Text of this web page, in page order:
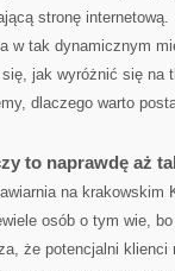
stronę
w tak dynamicznym
jak wyróżnić się na
dlaczego warto
to naprawdę aż
na krakowskim
osób o tym wie,
że potencjalni klienci